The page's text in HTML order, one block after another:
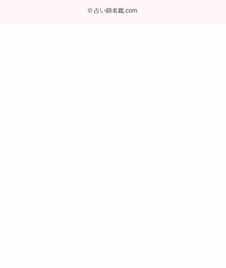
©占い師名鑑.com.